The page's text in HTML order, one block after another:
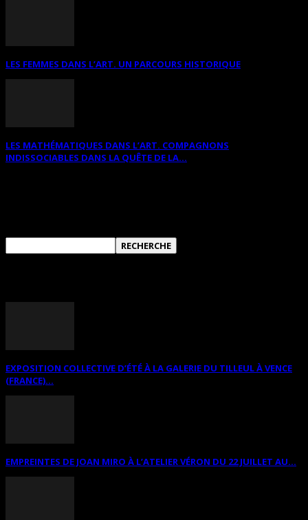
LES FEMMES DANS L’ART. UN PARCOURS HISTORIQUE
LES MATHÉMATIQUES DANS L’ART. COMPAGNONS
INDISSOCIABLES DANS LA QUÊTE DE LA...
EXPOSITION COLLECTIVE D’ÉTÉ À LA GALERIE DU TILLEUL À VENCE
(FRANCE)...
EMPREINTES DE JOAN MIRO À L’ATELIER VÉRON DU 22 JUILLET AU...